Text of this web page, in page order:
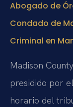
Abogado de
Condado de
Criminal en
Madison
presidido por
horario del